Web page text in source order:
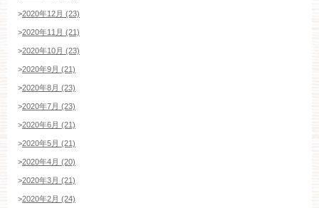
>2020年12月 (23)
>2020年11月 (21)
>2020年10月 (23)
>2020年9月 (21)
>2020年8月 (23)
>2020年7月 (23)
>2020年6月 (21)
>2020年5月 (21)
>2020年4月 (20)
>2020年3月 (21)
>2020年2月 (24)